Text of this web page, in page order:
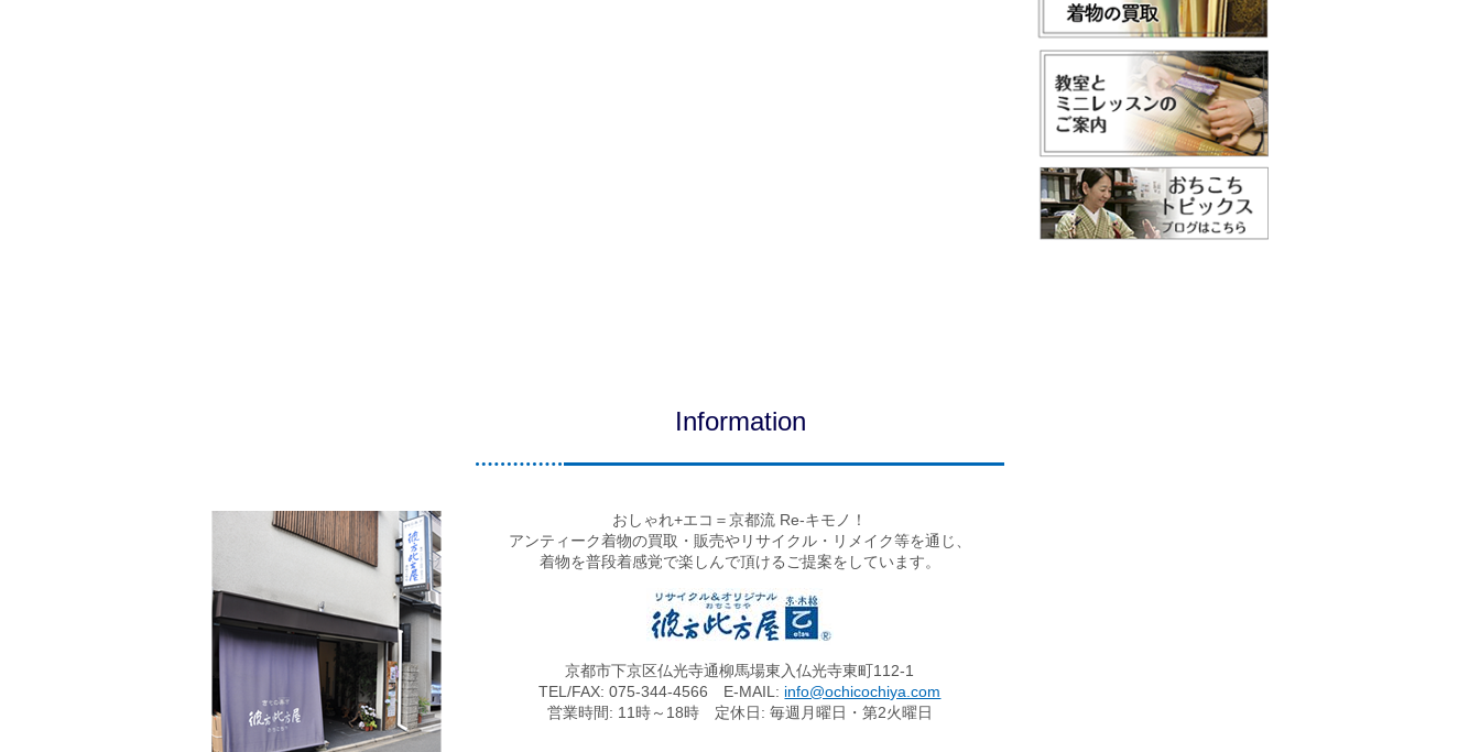
Information
おしゃれ+エコ＝京都流 Re-キモノ！
アンティーク着物の買取・販売やリサイクル・リメイク等を通じ、
着物を普段着感覚で楽しんで頂けるご提案をしています。
京都市下京区仏光寺通柳馬場東入仏光寺東町112-1
TEL/FAX: 075-344-4566 E-MAIL: info@ochicochiya.com
営業時間: 11時～18時 定休日: 毎週月曜日・第2火曜日